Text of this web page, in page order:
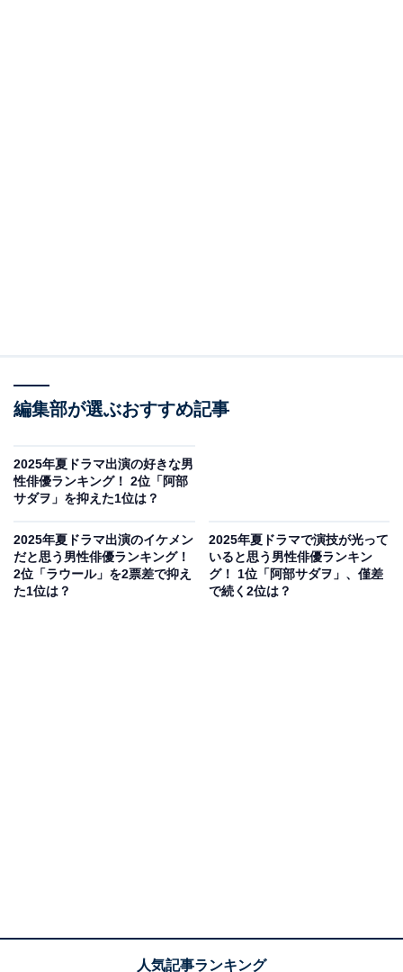
2位にランクインしたのは、綾瀬はるかさんです。土曜
ています。
独身女性が主人公の明るい終活ドラマ。熟年離婚や介
護、老後の資金問題など、重いテーマをコミカルに描く
綾瀬さんの演技力に注目です。
編集部が選ぶおすすめ記事
2025年夏ドラマ出演の好きな男
性俳優ランキング！ 2位「阿部
サダヲ」を抑えた1位は？
2025年夏ドラマ出演のイケメン
だと思う男性俳優ランキング！
2位「ラウール」を2票差で抑え
た1位は？
2025年夏ドラマで演技が光って
いると思う男性俳優ランキン
グ！ 1位「阿部サダヲ」、僅差
で続く2位は？